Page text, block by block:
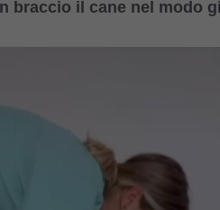
braccio il cane nel modo